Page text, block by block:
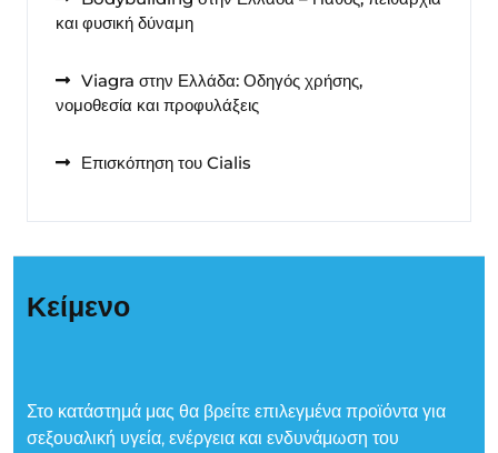
και φυσική δύναμη
Viagra στην Ελλάδα: Οδηγός χρήσης,
νομοθεσία και προφυλάξεις
Επισκόπηση του Cialis
Κείμενο
Στο κατάστημά μας θα βρείτε επιλεγμένα προϊόντα για
σεξουαλική υγεία, ενέργεια και ενδυνάμωση του